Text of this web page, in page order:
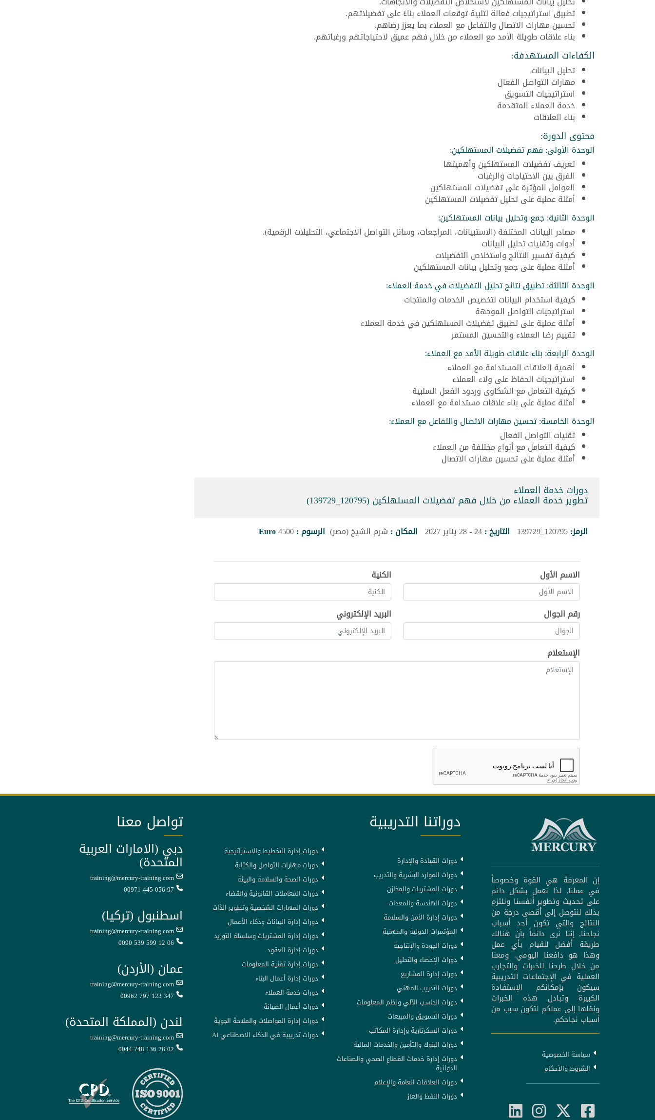
تطبيق استراتيجيات فعالة لتلبية توقعات العملاء بناءً على تفضيلاتهم.
تحسين مهارات الاتصال والتفاعل مع العملاء بما يعزز رضاهم.
بناء علاقات طويلة الأمد مع العملاء من خلال فهم عميق لاحتياجاتهم ورغباتهم.
الكفاءات المستهدفة:
تحليل البيانات
مهارات التواصل الفعال
استراتيجيات التسويق
خدمة العملاء المتقدمة
بناء العلاقات
محتوى الدورة:
الوحدة الأولى: فهم تفضيلات المستهلكين:
تعريف تفضيلات المستهلكين وأهميتها
الفرق بين الاحتياجات والرغبات
العوامل المؤثرة على تفضيلات المستهلكين
أمثلة عملية على تحليل تفضيلات المستهلكين
الوحدة الثانية: جمع وتحليل بيانات المستهلكين:
مصادر البيانات المختلفة (الاستبيانات، المراجعات، وسائل التواصل الاجتماعي، التحليلات الرقمية).
أدوات وتقنيات تحليل البيانات
كيفية تفسير النتائج واستخلاص التفضيلات
أمثلة عملية على جمع وتحليل بيانات المستهلكين
الوحدة الثالثة: تطبيق نتائج تحليل التفضيلات في خدمة العملاء:
كيفية استخدام البيانات لتخصيص الخدمات والمنتجات
استراتيجيات التواصل الموجهة
أمثلة عملية على تطبيق تفضيلات المستهلكين في خدمة العملاء
تقييم رضا العملاء والتحسين المستمر
الوحدة الرابعة: بناء علاقات طويلة الأمد مع العملاء:
أهمية العلاقات المستدامة مع العملاء
استراتيجيات الحفاظ على ولاء العملاء
كيفية التعامل مع الشكاوى وردود الفعل السلبية
أمثلة عملية على بناء علاقات مستدامة مع العملاء
الوحدة الخامسة: تحسين مهارات الاتصال والتفاعل مع العملاء:
تقنيات التواصل الفعال
كيفية التعامل مع أنواع مختلفة من العملاء
أمثلة عملية على تحسين مهارات الاتصال
دورات خدمة العملاء
تطوير خدمة العملاء من خلال فهم تفضيلات المستهلكين (120795_139729)
الرمز:120795_139729 التاريخ :24 - 28 يناير 2027 المكان : شرم الشيخ (مصر) الرسوم :4500
Euro
الاسم الأول الكنية
رقم الجوال البريد الإلكتروني
الإستعلام
إن المعرفة هي القوة وخصوصاً
في عملنا, لذا نعمل بشكل دائم
على تحديث وتطوير أنفسنا ونلتزم
بذلك لنتوصل إلى أقصى درجة من
النتائج والتي تكون أحد أسباب
نجاحنا, إننا نرى دائماً بأن هنالك
طريقة أفضل للقيام بأي عمل
وهذا هو دافعنا اليومي. ومعنا
من خلال طرحنا للخبرات والتجارب
العملية في الإجتماعات التدريبية
سيكون بإمكانكم الإستفادة
الكبيرة وتبادل هذه الخبرات
ونقلها إلى عملكم لتكون سبب من
أسباب نجاحكم.
سياسة الخصوصية
الشروط والأحكام
دوراتنا التدريبية
دورات القيادة والإدارة
دورات الموارد البشرية والتدريب
دورات المشتريات والمخازن
دورات الهندسة والمعدات
دورات إدارة الأمن والسلامة
المؤتمرات الدولية والمهنية
دورات الجودة والإنتاجية
دورات الإحصاء والتحليل
دورات إدارة المشاريع
دورات التدريب المهني
دورات الحاسب الآلي ونظم المعلومات
دورات التسويق والمبيعات
دورات السكرتارية وإدارة المكاتب
دورات البنوك والتأمين والخدمات المالية
دورات إدارة خدمات القطاع الصحي والصناعات
الدوائية
دورات العلاقات العامة والإعلام
دورات النفط والغاز
دورات إدارة التخطيط والاستراتيجية
دورات مهارات التواصل والكتابة
دورات الصحة والسلامة والبيئة
دورات المعاملات القانونية والقضاء
دورات المهارات الشخصية وتطوير الذات
دورات إدارة البيانات وذكاء الأعمال
دورات إدارة المشتريات وسلسلة التوريد
دورات إدارة العقود
دورات إدارة تقنية المعلومات
دورات إدارة أعمال البناء
دورات خدمة العملاء
دورات أعمال الصيانة
دورات إدارة المواصلات والملاحة الجوية
دورات تدريبية في الذكاء الاصطناعي AI
تواصل معنا
دبي (الامارات العربية
المتحدة)
training@mercury-training.com
00971 445 056 97
اسطنبول (تركيا)
training@mercury-training.com
0090 539 599 12 06
عمان (الأردن)
training@mercury-training.com
00962 797 123 347
لندن (المملكة المتحدة)
training@mercury-training.com
0044 748 136 28 02